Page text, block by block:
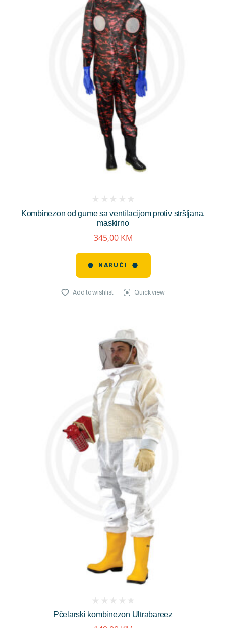
Kombinezon od gume sa ventilacijom protiv stršljana,
maskirno
reviews)
345,00 KM
NARUČI
Add to wishlist Quick view
Pčelarski kombinezon Ultrabareez
reviews)